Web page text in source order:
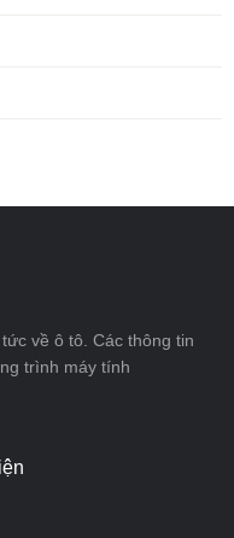
về ô tô. Các thông tin
trình máy tính